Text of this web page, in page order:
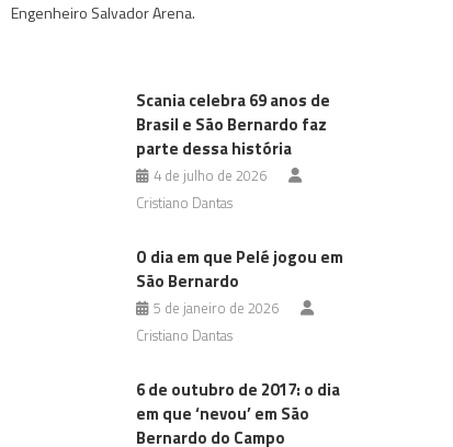
Engenheiro Salvador Arena.
Scania celebra 69 anos de
Brasil e São Bernardo faz
parte dessa história
4 de julho de 2026
Cristiano Dantas
O dia em que Pelé jogou em
São Bernardo
5 de janeiro de 2026
Cristiano Dantas
6 de outubro de 2017: o dia
em que ‘nevou’ em São
Bernardo do Campo